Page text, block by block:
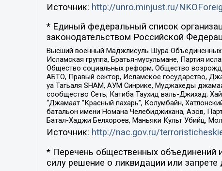
Источник: http://unro.minjust.ru/
* Единый федеральный список
законодательством Российской
Высший военный Маджлисуль Шура Объединенных
Исламская группа, Братья-мусульмане, Партия
Общество социальных реформ, Общество
АБТО, Правый сектор, Исламское государство,
уа Тагьаля SHAM, АУМ Синрике, Муджахеды
сообщество Сеть, Катиба Таухид валь-Джихад,
“Джамаат “Красный пахарь”, Колумбайн,
батальон имени Номана Челебиджихана, Азов,
Батал-Хаджи Белхороев, Маньяки Культ Убийц,
Источник: http://nac.gov.ru/
* Перечень общественных объединений
силу решение о ликвидации или запрете